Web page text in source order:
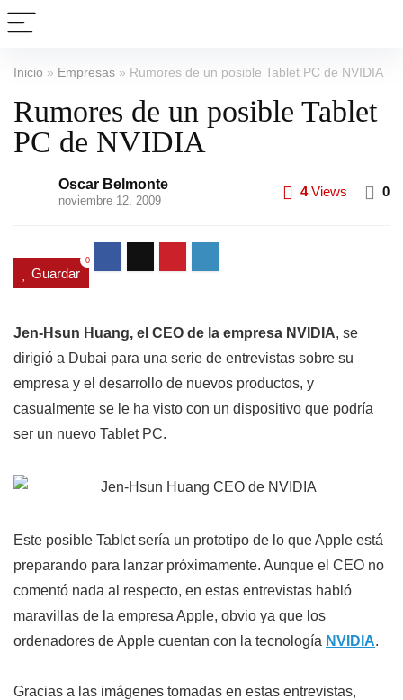
Inicio » Empresas » Rumores de un posible Tablet PC de NVIDIA
Rumores de un posible Tablet
PC de NVIDIA
Oscar Belmonte
noviembre 12, 2009
4Views 0
Guardar
0
Jen-Hsun Huang, el CEO de la empresa NVIDIA, se
dirigió a Dubai para una serie de entrevistas sobre su
empresa y el desarrollo de nuevos productos, y
casualmente se le ha visto con un dispositivo que podría
ser un nuevo Tablet PC.
Este posible Tablet sería un prototipo de lo que Apple está
preparando para lanzar próximamente. Aunque el CEO no
comentó nada al respecto, en estas entrevistas habló
maravillas de la empresa Apple, obvio ya que los
ordenadores de Apple cuentan con la tecnología NVIDIA.
Gracias a las imágenes tomadas en estas entrevistas,